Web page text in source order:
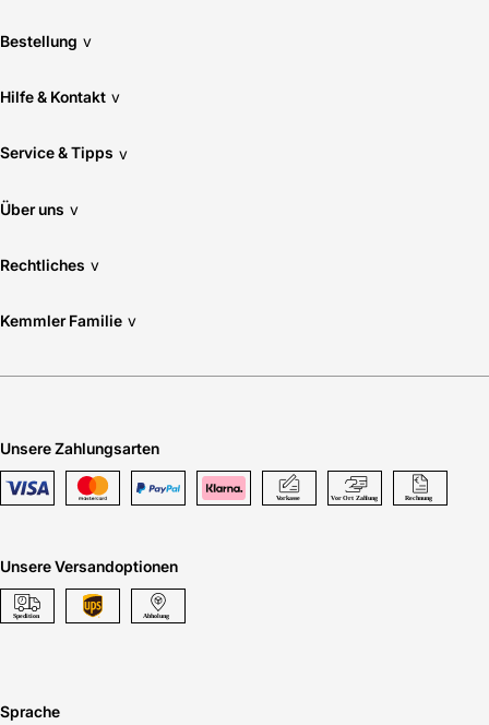
Bestellung v
Hilfe & Kontakt v
Service & Tipps v
Über uns v
Rechtliches v
Kemmler Familie v
Unsere Zahlungsarten
Unsere Versandoptionen
Sprache